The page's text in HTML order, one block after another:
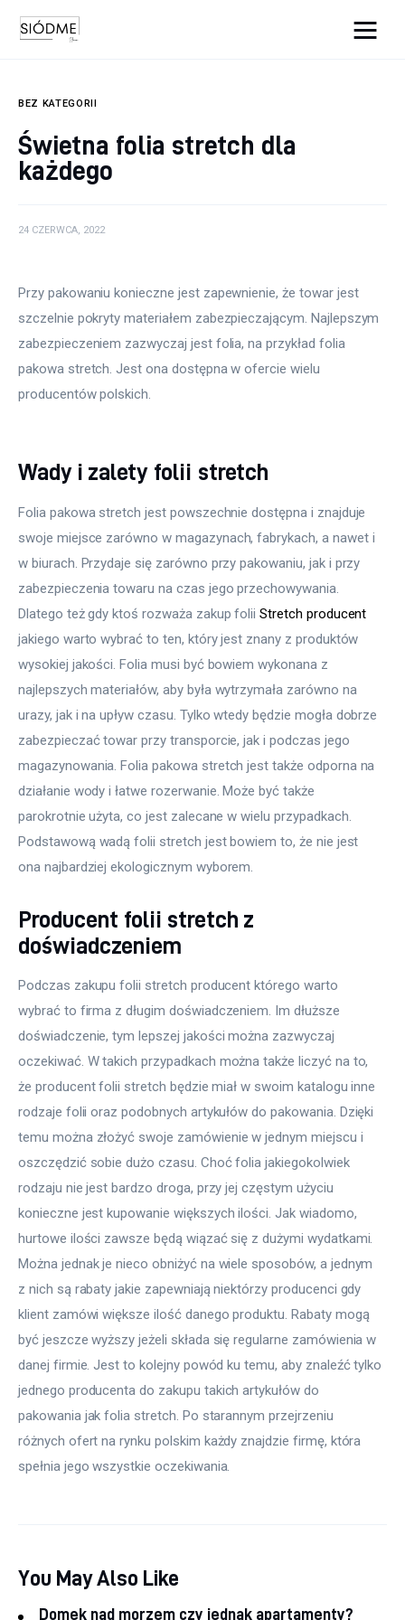
Uroda
BEZ KATEGORII
Świetna folia stretch dla
każdego
24 CZERWCA, 2022
Przy pakowaniu konieczne jest zapewnienie, że towar jest
szczelnie pokryty materiałem zabezpieczającym. Najlepszym
zabezpieczeniem zazwyczaj jest folia, na przykład folia
pakowa stretch. Jest ona dostępna w ofercie wielu
producentów polskich.
Wady i zalety folii stretch
Folia pakowa stretch jest powszechnie dostępna i znajduje
swoje miejsce zarówno w magazynach, fabrykach, a nawet i
w biurach. Przydaje się zarówno przy pakowaniu, jak i przy
zabezpieczenia towaru na czas jego przechowywania.
Dlatego też gdy ktoś rozważa zakup folii Stretch producent
jakiego warto wybrać to ten, który jest znany z produktów
wysokiej jakości. Folia musi być bowiem wykonana z
najlepszych materiałów, aby była wytrzymała zarówno na
urazy, jak i na upływ czasu. Tylko wtedy będzie mogła dobrze
zabezpieczać towar przy transporcie, jak i podczas jego
magazynowania. Folia pakowa stretch jest także odporna na
działanie wody i łatwe rozerwanie. Może być także
parokrotnie użyta, co jest zalecane w wielu przypadkach.
Podstawową wadą folii stretch jest bowiem to, że nie jest
ona najbardziej ekologicznym wyborem.
Producent folii stretch z
doświadczeniem
Podczas zakupu folii stretch producent którego warto
wybrać to firma z długim doświadczeniem. Im dłuższe
doświadczenie, tym lepszej jakości można zazwyczaj
oczekiwać. W takich przypadkach można także liczyć na to,
że producent folii stretch będzie miał w swoim katalogu inne
rodzaje folii oraz podobnych artykułów do pakowania. Dzięki
temu można złożyć swoje zamówienie w jednym miejscu i
oszczędzić sobie dużo czasu. Choć folia jakiegokolwiek
rodzaju nie jest bardzo droga, przy jej częstym użyciu
konieczne jest kupowanie większych ilości. Jak wiadomo,
hurtowe ilości zawsze będą wiązać się z dużymi wydatkami.
Można jednak je nieco obniżyć na wiele sposobów, a jednym
z nich są rabaty jakie zapewniają niektórzy producenci gdy
klient zamówi większe ilość danego produktu. Rabaty mogą
być jeszcze wyższy jeżeli składa się regularne zamówienia w
danej firmie. Jest to kolejny powód ku temu, aby znaleźć tylko
jednego producenta do zakupu takich artykułów do
pakowania jak folia stretch. Po starannym przejrzeniu
różnych ofert na rynku polskim każdy znajdzie firmę, która
spełnia jego wszystkie oczekiwania.
You May Also Like
Domek nad morzem czy jednak apartamenty?